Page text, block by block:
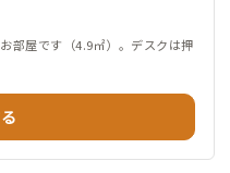
部屋です（4.9㎡）。デスクは押